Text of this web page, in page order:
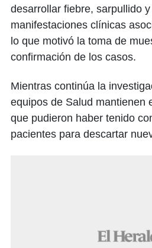
desarrollar fiebre, sarpullido
manifestaciones clínicas
lo que motivó la toma de
confirmación de los casos.
Mientras continúa la
equipos de Salud mantienen
que pudieron haber tenido
pacientes para descartar